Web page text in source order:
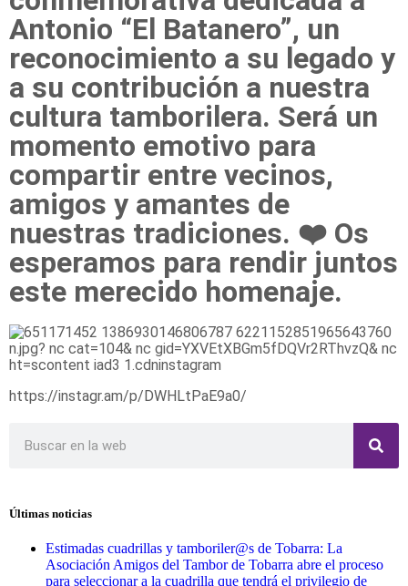
Antonio “El Batanero”, un
reconocimiento a su legado y
a su contribución a nuestra
cultura tamborilera. Será un
momento emotivo para
compartir entre vecinos,
amigos y amantes de
nuestras tradiciones. ❤️ Os
esperamos para rendir juntos
este merecido homenaje.
https://instagr.am/p/DWHLtPaE9a0/
Últimas noticias
Estimadas cuadrillas y tamboriler@s de Tobarra: La
Asociación Amigos del Tambor de Tobarra abre el proceso
para seleccionar a la cuadrilla que tendrá el privilegio de